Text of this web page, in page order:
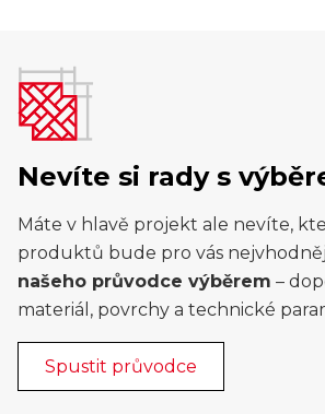
Nevíte si rady s
Máte v hlavě projekt ale nevíte,
produktů bude pro vás
našeho průvodce výběrem –
materiál, povrchy a technické
Spustit průvodce